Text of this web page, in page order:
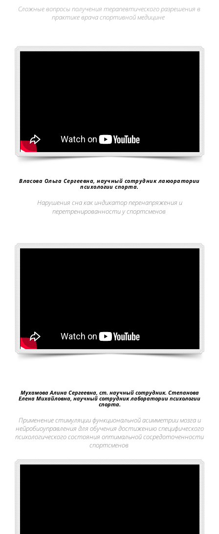
Сложные вопросы получения терапевтического разрешения в
практике врача спортивной медицине
Власова Ольга Сергеевна, научный сотрудник лаюоратории
психологии спорта.
Нарушения сна как индикатор перенапряжения и
перетренированности у спортсменов
Мухамова Алина Сергеевна, ст. научный сотрудник. Степанова
Елена Михайловна, научный сотрудник лаборатории психологии
спорта.
Применение стимуляции функциональной асимметрии мозга и
нейробиоуправления для обучения достижению специфического
психологического состояния оптимальной сосредоточенности
спортсменов